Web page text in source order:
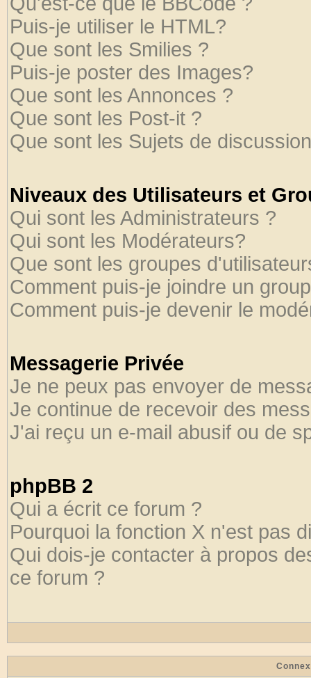
Puis-je utiliser le HTML?
Que sont les Smilies ?
Puis-je poster des Images?
Que sont les Annonces ?
Que sont les Post-it ?
Que sont les Sujets de
Niveaux des Utilisateurs et
Qui sont les Administrateurs ?
Qui sont les Modérateurs?
Que sont les groupes
Comment puis-je joindre un
Comment puis-je devenir le
Messagerie Privée
Je ne peux pas envoyer de
Je continue de recevoir des
J'ai reçu un e-mail abusif ou de
phpBB 2
Qui a écrit ce forum ?
Pourquoi la fonction X n'est pas
Qui dois-je contacter à propos
ce forum ?